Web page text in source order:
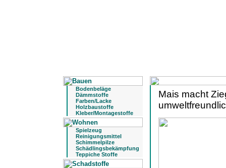
Bodenbeläge
Dämmstoffe
Farben/Lacke
Holzbaustoffe
Kleber/Montagestoffe
Spielzeug
Reinigungsmittel
Schimmelpilze
Schädlingsbekämpfung
Teppiche Stoffe
Mais macht